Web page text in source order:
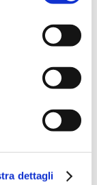
dettagli
suggest
the search